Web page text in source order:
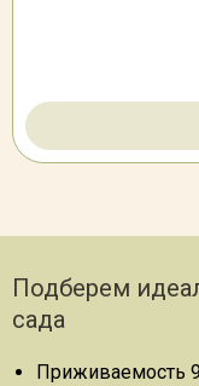
Подберем
сада
Приживаемость